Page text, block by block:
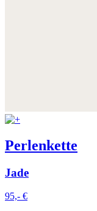
Perlenkette
Jade
95,- €